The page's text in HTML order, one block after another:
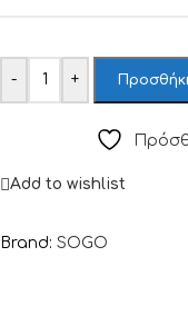
- +
Add to wishlist
Brand: SOGO